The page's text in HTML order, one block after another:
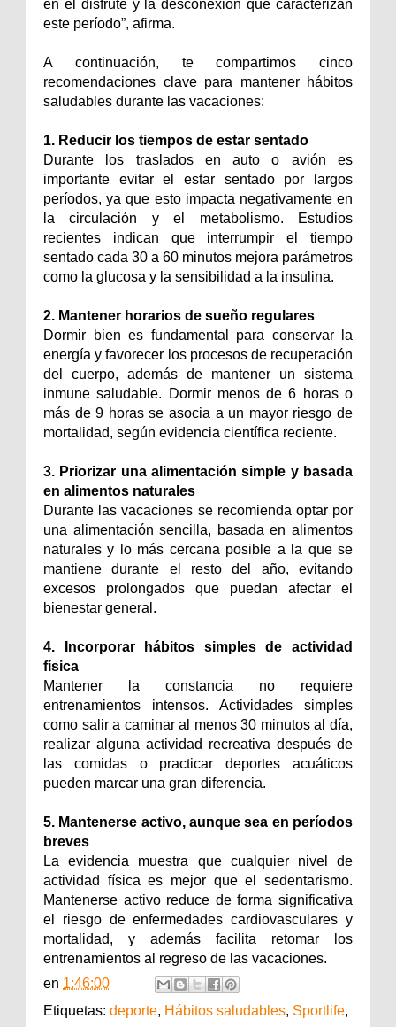
en el disfrute y la desconexión que caracterizan
este período”, afirma.
A continuación, te compartimos cinco
recomendaciones clave para mantener hábitos
saludables durante las vacaciones:
1. Reducir los tiempos de estar sentado
Durante los traslados en auto o avión es
importante evitar el estar sentado por largos
períodos, ya que esto impacta negativamente en
la circulación y el metabolismo. Estudios
recientes indican que interrumpir el tiempo
sentado cada 30 a 60 minutos mejora parámetros
como la glucosa y la sensibilidad a la insulina.
2. Mantener horarios de sueño regulares
Dormir bien es fundamental para conservar la
energía y favorecer los procesos de recuperación
del cuerpo, además de mantener un sistema
inmune saludable. Dormir menos de 6 horas o
más de 9 horas se asocia a un mayor riesgo de
mortalidad, según evidencia científica reciente.
3. Priorizar una alimentación simple y basada
en alimentos naturales
Durante las vacaciones se recomienda optar por
una alimentación sencilla, basada en alimentos
naturales y lo más cercana posible a la que se
mantiene durante el resto del año, evitando
excesos prolongados que puedan afectar el
bienestar general.
4. Incorporar hábitos simples de actividad
física
Mantener la constancia no requiere
entrenamientos intensos. Actividades simples
como salir a caminar al menos 30 minutos al día,
realizar alguna actividad recreativa después de
las comidas o practicar deportes acuáticos
pueden marcar una gran diferencia.
5. Mantenerse activo, aunque sea en períodos
breves
La evidencia muestra que cualquier nivel de
actividad física es mejor que el sedentarismo.
Mantenerse activo reduce de forma significativa
el riesgo de enfermedades cardiovasculares y
mortalidad, y además facilita retomar los
entrenamientos al regreso de las vacaciones.
en 1:46:00
Etiquetas: deporte, Hábitos saludables, Sportlife,